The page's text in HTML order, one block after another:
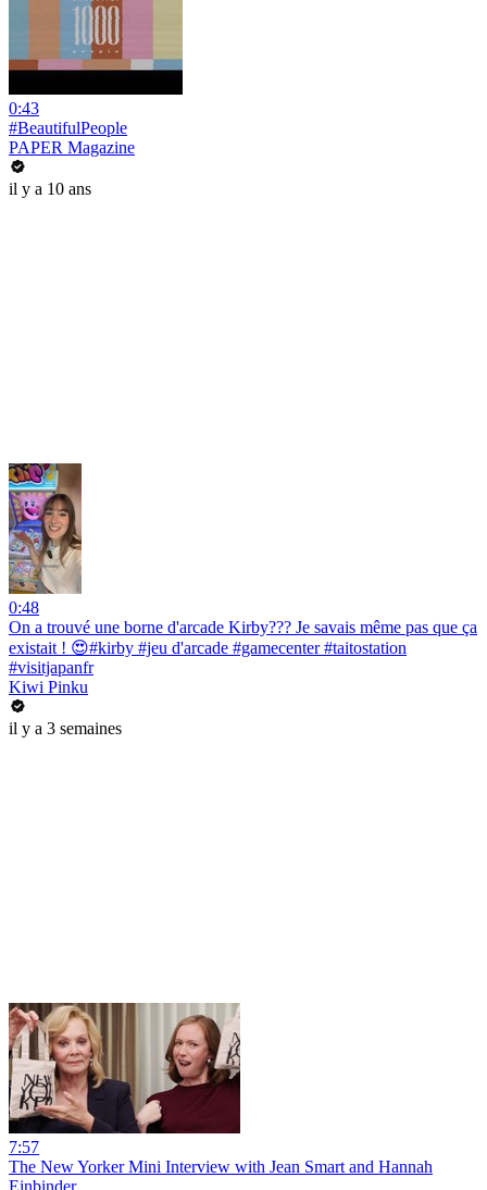
0:43
#BeautifulPeople
PAPER Magazine
il y a 10 ans
0:48
On a trouvé une borne d'arcade Kirby??? Je savais même pas que ça
existait ! 😍#kirby #jeu d'arcade #gamecenter #taitostation
#visitjapanfr
Kiwi Pinku
il y a 3 semaines
7:57
The New Yorker Mini Interview with Jean Smart and Hannah